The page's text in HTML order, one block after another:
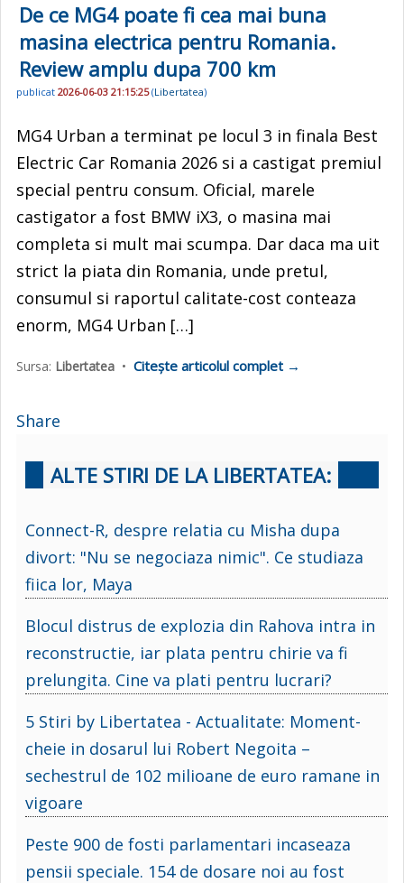
De ce MG4 poate fi cea mai buna
masina electrica pentru Romania.
Review amplu dupa 700 km
publicat 2026-06-03 21:15:25(Libertatea)
MG4 Urban a terminat pe locul 3 in finala Best
Electric Car Romania 2026 si a castigat premiul
special pentru consum. Oficial, marele
castigator a fost BMW iX3, o masina mai
completa si mult mai scumpa. Dar daca ma uit
strict la piata din Romania, unde pretul,
consumul si raportul calitate-cost conteaza
enorm, MG4 Urban […]
Sursa: Libertatea • Citește articolul complet →
Share
ALTE STIRI DE LA LIBERTATEA:
Connect-R, despre relatia cu Misha dupa
divort: "Nu se negociaza nimic". Ce studiaza
fiica lor, Maya
Blocul distrus de explozia din Rahova intra in
reconstructie, iar plata pentru chirie va fi
prelungita. Cine va plati pentru lucrari?
5 Stiri by Libertatea - Actualitate: Moment-
cheie in dosarul lui Robert Negoita –
sechestrul de 102 milioane de euro ramane in
vigoare
Peste 900 de fosti parlamentari incaseaza
pensii speciale. 154 de dosare noi au fost